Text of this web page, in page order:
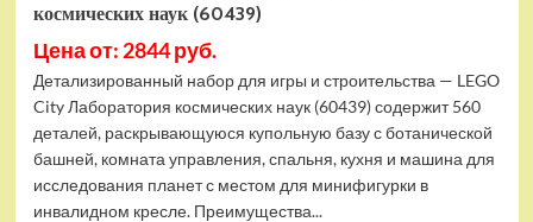
космических наук (60439)
Цена от: 2844 руб.
Детализированный набор для игры и строительства — LEGO
City Лаборатория космических наук (60439) содержит 560
деталей, раскрывающуюся купольную базу с ботанической
башней, комната управления, спальня, кухня и машина для
исследования планет с местом для минифигурки в
инвалидном кресле. Преимущества...